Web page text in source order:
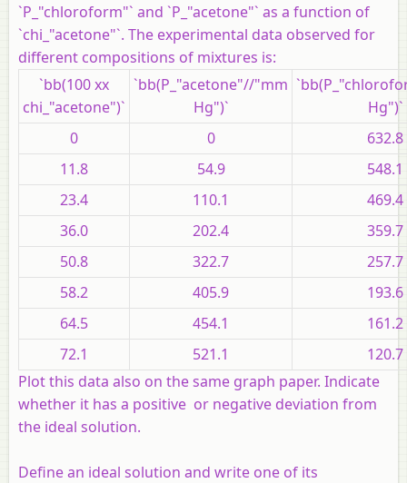
`P_"chloroform"` and `P_"acetone"` as a function of
`chi_"acetone"`. The experimental data observed for
different compositions of mixtures is:
`bb(100 xx
chi_"acetone")`
`bb(P_"acetone"//"mm
Hg")`
Hg")`
0
0
632.8
11.8
54.9
548.1
23.4
110.1
469.4
36.0
202.4
359.7
50.8
322.7
257.7
58.2
405.9
193.6
64.5
454.1
161.2
72.1
521.1
120.7
Plot this data also on the same graph paper. Indicate
whether it has a positive or negative deviation from
the ideal solution.
Define an ideal solution and write one of its